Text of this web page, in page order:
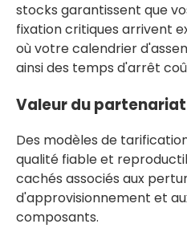
stocks garantissent que
fixation critiques arrivent
où votre calendrier
ainsi des temps d'arrêt
Valeur du
Des modèles de
qualité fiable et
cachés associés aux
d'approvisionnement et
composants.